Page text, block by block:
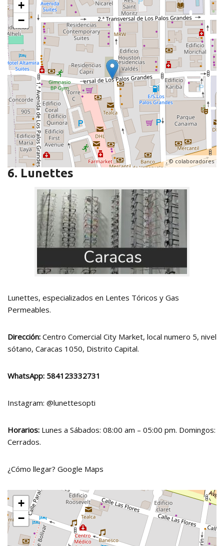
+
−
, © colaboradores
6. Lunettes
Lunettes, especializados en Lentes Tóricos y Gas
Permeables.
Dirección: Centro Comercial City Market, local numero 5, nivel
sótano, Caracas 1050, Distrito Capital.
WhatsApp: 584123332731
Instagram: @lunettesopti
Horarios: Lunes a Sábados: 08:00 am – 05:00 pm. Domingos:
Cerrados.
¿Cómo llegar? Google Maps
+
−